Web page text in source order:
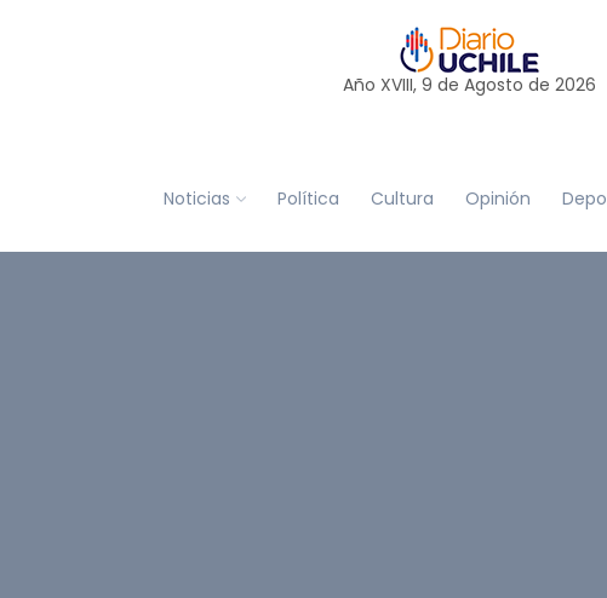
Año XVIII, 9 de Agosto de 2026
Noticias Política Cultura Opinión